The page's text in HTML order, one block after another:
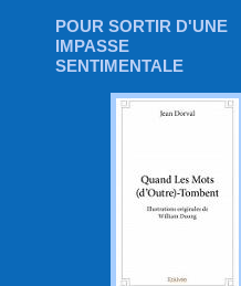
POUR SORTIR D'UNE
IMPASSE
SENTIMENTALE